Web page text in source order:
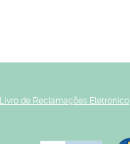
Livro de Reclamações Eletrónico